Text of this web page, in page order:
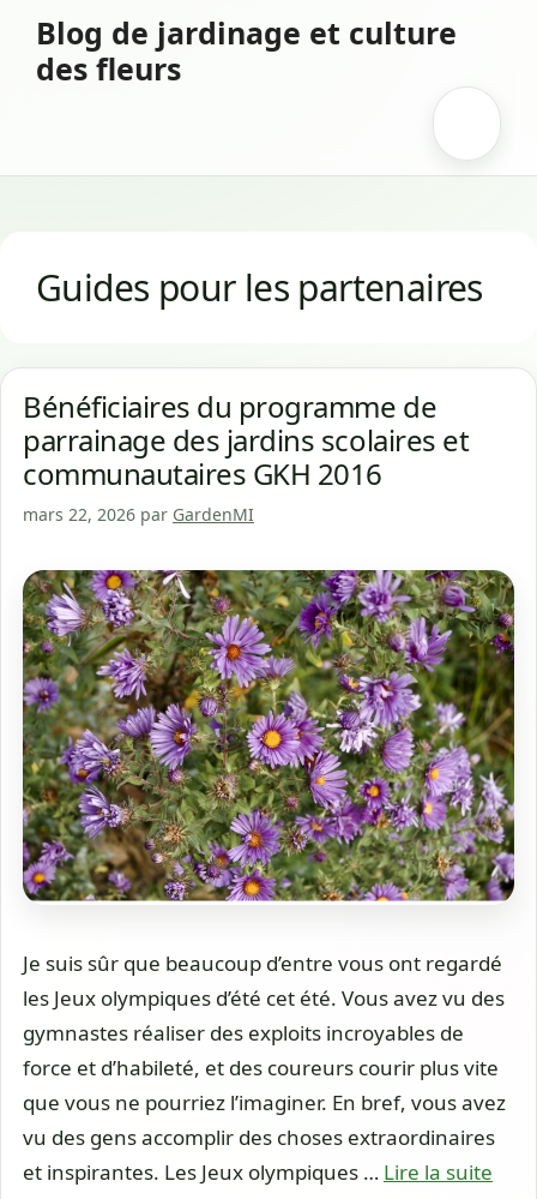
contenu
Blog de jardinage et culture
des fleurs
Guides pour les partenaires
Bénéficiaires du programme de
parrainage des jardins scolaires et
communautaires GKH 2016
mars 22, 2026 par GardenMI
Je suis sûr que beaucoup d’entre vous ont regardé
les Jeux olympiques d’été cet été. Vous avez vu des
gymnastes réaliser des exploits incroyables de
force et d’habileté, et des coureurs courir plus vite
que vous ne pourriez l’imaginer. En bref, vous avez
vu des gens accomplir des choses extraordinaires
et inspirantes. Les Jeux olympiques … Lire la suite